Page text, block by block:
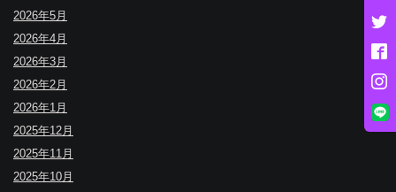
2026年5月
2026年4月
2026年3月
2026年2月
2026年1月
2025年12月
2025年11月
2025年10月